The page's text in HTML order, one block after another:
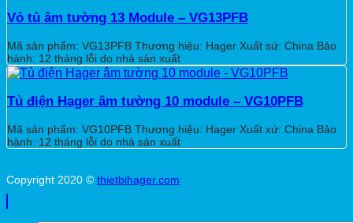
Vỏ tủ âm tường 13 Module – VG13PFB
Mã sản phẩm: VG13PFB Thương hiệu: Hager Xuất sứ: China Bảo
hành: 12 tháng lỗi do nhà sản xuất
Tủ điện Hager âm tường 10 module – VG10PFB
Mã sản phẩm: VG10PFB Thương hiệu: Hager Xuất xứ: China Bảo
hành: 12 tháng lỗi do nhà sản xuất
Copyright 2020 © thietbihager.com